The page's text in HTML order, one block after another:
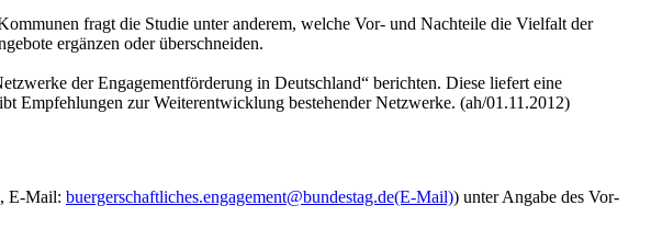
fragt die Studie unter anderem, welche Vor- und Nachteile die Vielfalt der
ergänzen oder überschneiden.
derEngagementförderung in Deutschland“ berichten. Diese liefert eine
Empfehlungen zur Weiterentwicklung bestehender Netzwerke. (ah/01.11.2012)
E-Mail: buergerschaftliches.engagement@bundestag.de(E-Mail)) unter Angabe des Vor-